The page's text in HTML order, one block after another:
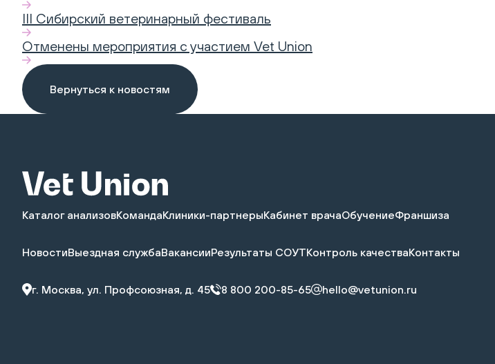
III Сибирский ветеринарный фестиваль
Отменены мероприятия с участием Vet Union
Вернуться к новостям
Каталог анализовКомандаКлиники-партнерыКабинет врачаОбучениеФраншиза
НовостиВыездная службаВакансииРезультаты СОУТКонтроль качестваКонтакты
г. Москва, ул. Профсоюзная, д. 45 8 800 200-85-65 hello@vetunion.ru